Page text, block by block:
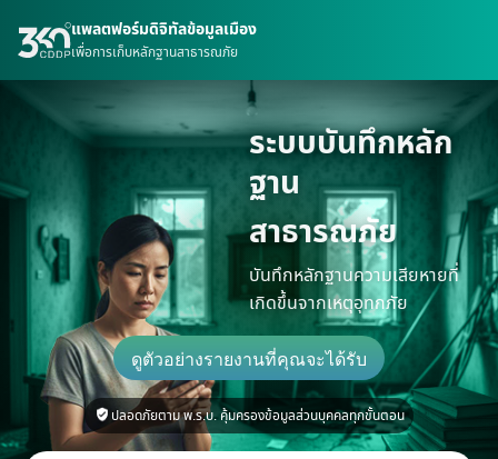
แพลตฟอร์มดิจิทัลข้อมูลเมือง
เพื่อการเก็บหลักฐานสาธารณภัย
ระบบบันทึกหลัก
ฐาน
สาธารณภัย
บันทึกหลักฐานความเสียหายที่
เกิดขึ้นจากเหตุอุทกภัย
ดูตัวอย่างรายงานที่คุณจะได้รับ
ปลอดภัยตาม พ.ร.บ. คุ้มครองข้อมูลส่วนบุคคลทุกขั้นตอน